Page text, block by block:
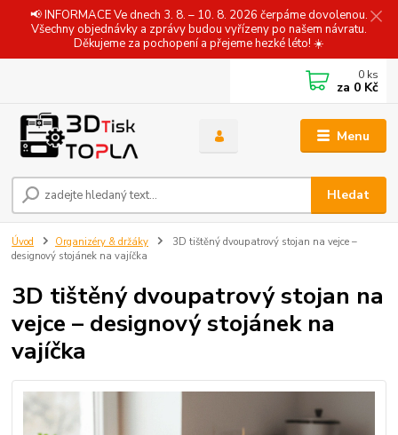
📢 INFORMACE Ve dnech 3. 8. – 10. 8. 2026 čerpáme dovolenou.
Všechny objednávky a zprávy budou vyřízeny po našem návratu.
Děkujeme za pochopení a přejeme hezké léto! ☀️
Menu
Hledat
0 ks
za 0 Kč
Úvod Organizéry & držáky
3D tištěný dvoupatrový stojan na vejce –
designový stojánek na vajíčka
3D tištěný dvoupatrový stojan na
vejce – designový stojánek na
vajíčka